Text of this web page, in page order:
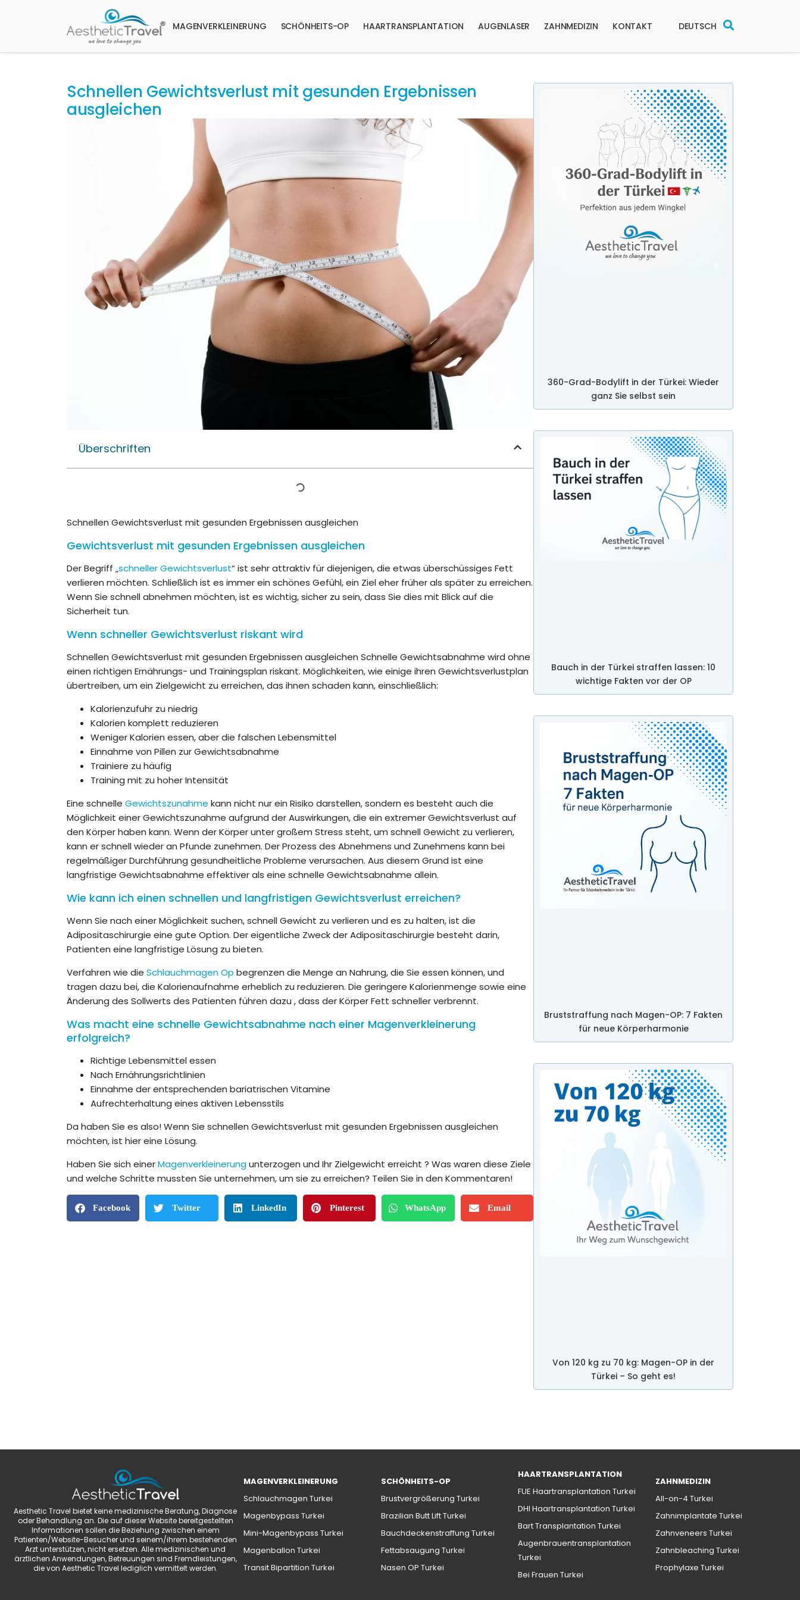
MAGENVERKLEINERUNG SCHÖNHEITS-OP HAARTRANSPLANTATION AUGENLASER ZAHNMEDIZIN KONTAKT DEUTSCH
Schnellen Gewichtsverlust mit gesunden Ergebnissen
ausgleichen
Überschriften
Schnellen Gewichtsverlust mit gesunden Ergebnissen ausgleichen
Gewichtsverlust mit gesunden Ergebnissen ausgleichen
Der Begriff „schneller Gewichtsverlust“ ist sehr attraktiv für diejenigen, die etwas überschüssiges Fett
verlieren möchten. Schließlich ist es immer ein schönes Gefühl, ein Ziel eher früher als später zu erreichen.
Wenn Sie schnell abnehmen möchten, ist es wichtig, sicher zu sein, dass Sie dies mit Blick auf die
Sicherheit tun.
Wenn schneller Gewichtsverlust riskant wird
Schnellen Gewichtsverlust mit gesunden Ergebnissen ausgleichen Schnelle Gewichtsabnahme wird ohne
einen richtigen Ernährungs- und Trainingsplan riskant. Möglichkeiten, wie einige ihren Gewichtsverlustplan
übertreiben, um ein Zielgewicht zu erreichen, das ihnen schaden kann, einschließlich:
Kalorienzufuhr zu niedrig
Kalorien komplett reduzieren
Weniger Kalorien essen, aber die falschen Lebensmittel
Einnahme von Pillen zur Gewichtsabnahme
Trainiere zu häufig
Training mit zu hoher Intensität
Eine schnelle Gewichtszunahme kann nicht nur ein Risiko darstellen, sondern es besteht auch die
Möglichkeit einer Gewichtszunahme aufgrund der Auswirkungen, die ein extremer Gewichtsverlust auf
den Körper haben kann. Wenn der Körper unter großem Stress steht, um schnell Gewicht zu verlieren,
kann er schnell wieder an Pfunde zunehmen. Der Prozess des Abnehmens und Zunehmens kann bei
regelmäßiger Durchführung gesundheitliche Probleme verursachen. Aus diesem Grund ist eine
langfristige Gewichtsabnahme effektiver als eine schnelle Gewichtsabnahme allein.
Wie kann ich einen schnellen und langfristigen Gewichtsverlust erreichen?
Wenn Sie nach einer Möglichkeit suchen, schnell Gewicht zu verlieren und es zu halten, ist die
Adipositaschirurgie eine gute Option. Der eigentliche Zweck der Adipositaschirurgie besteht darin,
Patienten eine langfristige Lösung zu bieten.
Verfahren wie die Schlauchmagen Op begrenzen die Menge an Nahrung, die Sie essen können, und
tragen dazu bei, die Kalorienaufnahme erheblich zu reduzieren. Die geringere Kalorienmenge sowie eine
Änderung des Sollwerts des Patienten führen dazu , dass der Körper Fett schneller verbrennt.
Was macht eine schnelle Gewichtsabnahme nach einer Magenverkleinerung
erfolgreich?
Richtige Lebensmittel essen
Nach Ernährungsrichtlinien
Einnahme der entsprechenden bariatrischen Vitamine
Aufrechterhaltung eines aktiven Lebensstils
Da haben Sie es also! Wenn Sie schnellen Gewichtsverlust mit gesunden Ergebnissen ausgleichen
möchten, ist hier eine Lösung.
Haben Sie sich einerMagenverkleinerungunterzogen und Ihr Zielgewicht erreicht ? Was waren diese Ziele
und welche Schritte mussten Sie unternehmen, um sie zu erreichen? Teilen Sie in den Kommentaren!
Facebook Twitter LinkedIn Pinterest WhatsApp Email
360-Grad-Bodylift in der Türkei: Wieder
ganz Sie selbst sein
Bauch in der Türkei straffen lassen: 10
wichtige Fakten vor der OP
Bruststraffung nach Magen-OP: 7 Fakten
für neue Körperharmonie
Von 120 kg zu 70 kg: Magen-OP in der
Türkei – So geht es!
Aesthetic Travel bietet keine medizinische Beratung, Diagnose
oder Behandlung an. Die auf dieser Website bereitgestellten
Informationen sollen die Beziehung zwischen einem
Patienten/Website-Besucher und seinem/ihrem bestehenden
Arzt unterstützen, nicht ersetzen. Alle medizinischen und
ärztlichen Anwendungen, Betreuungen sind Fremdleistungen,
die von Aesthetic Travel lediglich vermittelt werden.
MAGENVERKLEINERUNG
Schlauchmagen Turkei
Magenbypass Turkei
Mini-Magenbypass Turkei
Magenballon Turkei
Transit Bipartition Turkei
SCHÖNHEITS-OP
Brustvergrößerung Turkei
Brazilian Butt Lift Turkei
Bauchdeckenstraffung Turkei
Fettabsaugung Turkei
Nasen OP Turkei
HAARTRANSPLANTATION
FUE Haartransplantation Turkei
DHI Haartransplantation Turkei
Bart Transplantation Turkei
Augenbrauentransplantation
Turkei
Bei Frauen Turkei
ZAHNMEDIZIN
All-on-4 Turkei
Zahnimplantate Turkei
Zahnveneers Turkei
Zahnbleaching Turkei
Prophylaxe Turkei